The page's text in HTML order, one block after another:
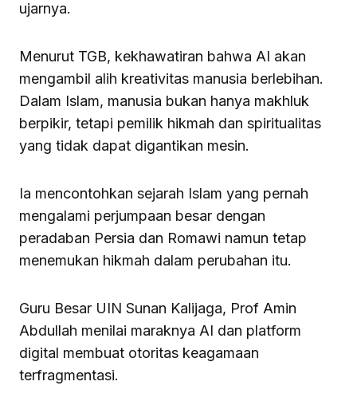
ujarnya.
Menurut TGB, kekhawatiran bahwa AI akan
mengambil alih kreativitas manusia berlebihan.
Dalam Islam, manusia bukan hanya makhluk
berpikir, tetapi pemilik hikmah dan spiritualitas
yang tidak dapat digantikan mesin.
Ia mencontohkan sejarah Islam yang pernah
mengalami perjumpaan besar dengan
peradaban Persia dan Romawi namun tetap
menemukan hikmah dalam perubahan itu.
Guru Besar UIN Sunan Kalijaga, Prof Amin
Abdullah menilai maraknya AI dan platform
digital membuat otoritas keagamaan
terfragmentasi.